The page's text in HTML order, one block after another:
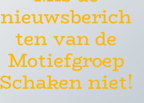
nieuwsberich
ten van de
Motiefgroep
Schaken niet!